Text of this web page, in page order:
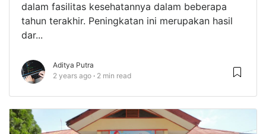
dalam fasilitas kesehatannya dalam beberapa
tahun terakhir. Peningkatan ini merupakan hasil
dar...
Aditya Putra
2 years ago
2 min read